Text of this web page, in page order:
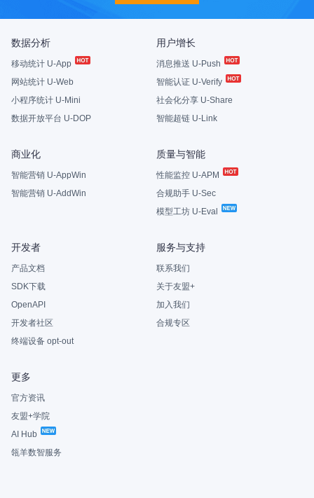
数据分析
移动统计 U-App
网站统计 U-Web
小程序统计 U-Mini
数据开放平台 U-DOP
用户增长
消息推送 U-Push
智能认证 U-Verify
社会化分享 U-Share
智能超链 U-Link
商业化
智能营销 U-AppWin
智能营销 U-AddWin
质量与智能
性能监控 U-APM
合规助手 U-Sec
模型工坊 U-Eval
开发者
产品文档
SDK下载
OpenAPI
开发者社区
终端设备 opt-out
服务与支持
联系我们
关于友盟+
加入我们
合规专区
更多
官方资讯
友盟+学院
AI Hub
瓴羊数智服务